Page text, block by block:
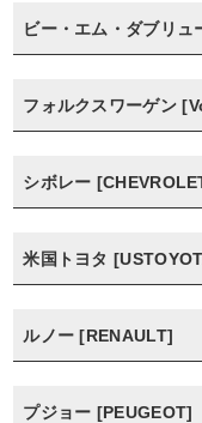
ビー・エム・ダブリュ
フォルクスワーゲン
シボレー
米国トヨタ
ルノー [RENAULT]
プジョー [PEUGEOT]